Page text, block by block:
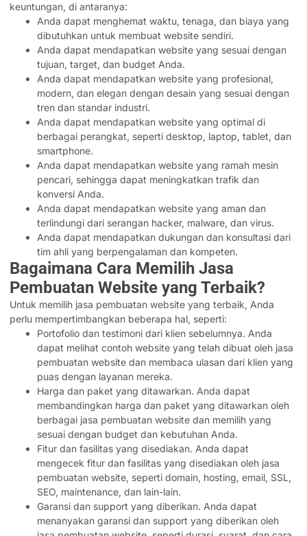
keuntungan, di antaranya:
Anda dapat menghemat waktu, tenaga, dan biaya yang
dibutuhkan untuk membuat website sendiri.
Anda dapat mendapatkan website yang sesuai dengan
tujuan, target, dan budget Anda.
Anda dapat mendapatkan website yang profesional,
modern, dan elegan dengan desain yang sesuai dengan
tren dan standar industri.
Anda dapat mendapatkan website yang optimal di
berbagai perangkat, seperti desktop, laptop, tablet, dan
smartphone.
Anda dapat mendapatkan website yang ramah mesin
pencari, sehingga dapat meningkatkan trafik dan
konversi Anda.
Anda dapat mendapatkan website yang aman dan
terlindungi dari serangan hacker, malware, dan virus.
Anda dapat mendapatkan dukungan dan konsultasi dari
tim ahli yang berpengalaman dan kompeten.
Bagaimana Cara Memilih Jasa
Pembuatan Website yang Terbaik?
Untuk memilih jasa pembuatan website yang terbaik, Anda
perlu mempertimbangkan beberapa hal, seperti:
Portofolio dan testimoni dari klien sebelumnya. Anda
dapat melihat contoh website yang telah dibuat oleh jasa
pembuatan website dan membaca ulasan dari klien yang
puas dengan layanan mereka.
Harga dan paket yang ditawarkan. Anda dapat
membandingkan harga dan paket yang ditawarkan oleh
berbagai jasa pembuatan website dan memilih yang
sesuai dengan budget dan kebutuhan Anda.
Fitur dan fasilitas yang disediakan. Anda dapat
mengecek fitur dan fasilitas yang disediakan oleh jasa
pembuatan website, seperti domain, hosting, email, SSL,
SEO, maintenance, dan lain-lain.
Garansi dan support yang diberikan. Anda dapat
menanyakan garansi dan support yang diberikan oleh